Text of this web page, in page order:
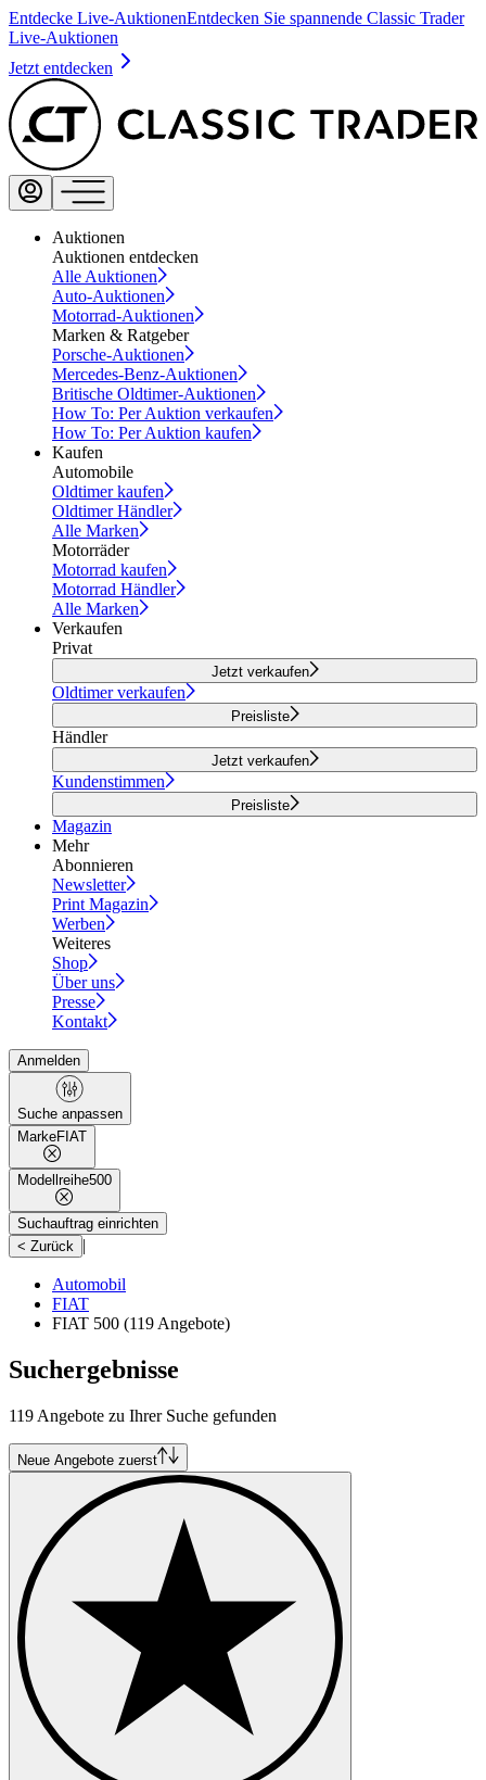
Entdecke Live-AuktionenEntdecken Sie spannende Classic Trader
Live-Auktionen
Jetzt entdecken
Auktionen
Auktionen entdecken
Alle Auktionen
Auto-Auktionen
Motorrad-Auktionen
Marken & Ratgeber
Porsche-Auktionen
Mercedes-Benz-Auktionen
Britische Oldtimer-Auktionen
How To: Per Auktion verkaufen
How To: Per Auktion kaufen
Kaufen
Automobile
Oldtimer kaufen
Oldtimer Händler
Alle Marken
Motorräder
Motorrad kaufen
Motorrad Händler
Alle Marken
Verkaufen
Privat
Jetzt verkaufen
Oldtimer verkaufen
Preisliste
Händler
Jetzt verkaufen
Kundenstimmen
Preisliste
Magazin
Mehr
Abonnieren
Newsletter
Print Magazin
Werben
Weiteres
Shop
Über uns
Presse
Kontakt
Anmelden
Suche anpassen
MarkeFIAT
Modellreihe500
Suchauftrag einrichten
< Zurück |
Automobil
FIAT
FIAT 500 (119 Angebote)
Suchergebnisse
119 Angebote zu Ihrer Suche gefunden
Neue Angebote zuerst